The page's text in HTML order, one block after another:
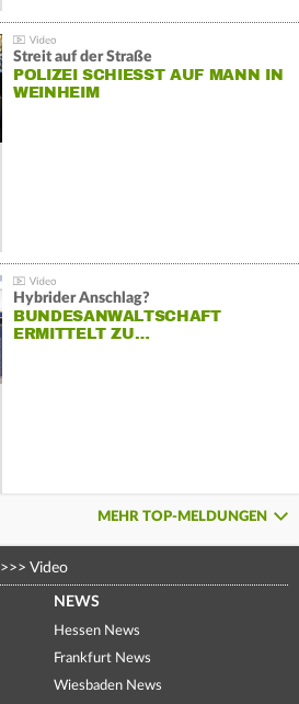
Streit auf der Straße
POLIZEI SCHIESST AUF MANN IN W
EINHEIM
Hybrider Anschlag?
BUNDESANWALTSCHAFT
ERMITTELT ZU…
MEHR TOP-MELDUNGEN
>>> Video
NEWS
Hessen News
Frankfurt News
Wiesbaden News